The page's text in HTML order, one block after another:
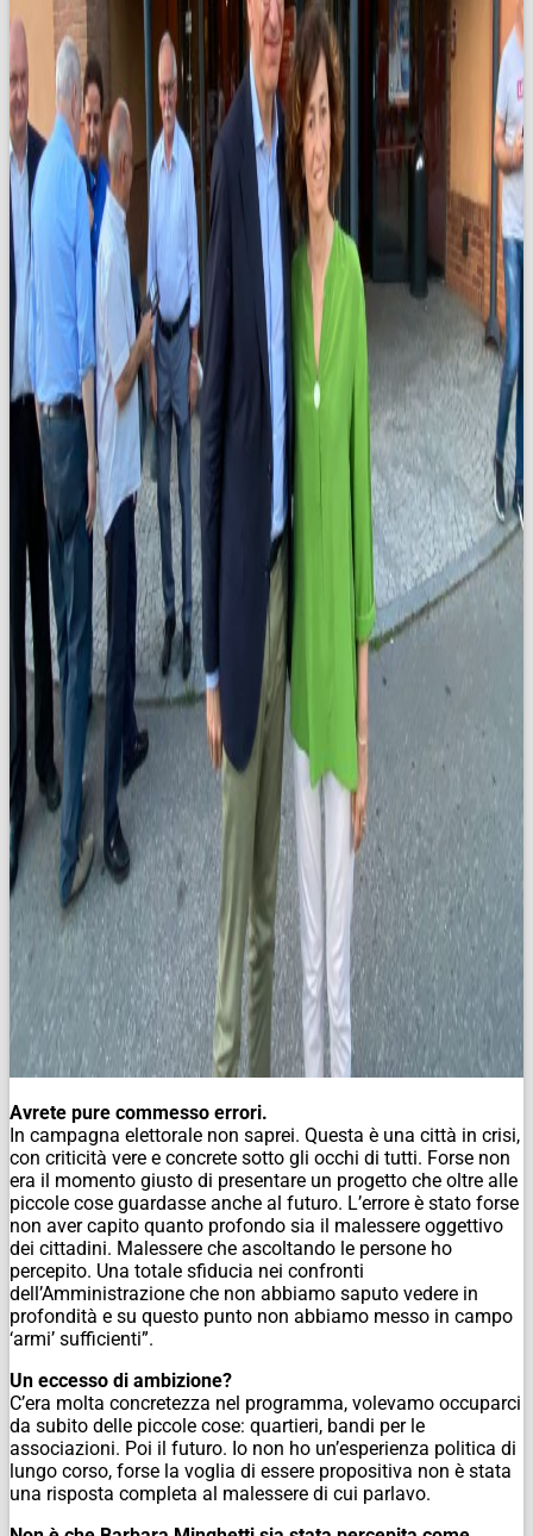
Avrete pure commesso errori.
In campagna elettorale non saprei. Questa è una città in crisi,
con criticità vere e concrete sotto gli occhi di tutti. Forse non
era il momento giusto di presentare un progetto che oltre alle
piccole cose guardasse anche al futuro. L’errore è stato forse
non aver capito quanto profondo sia il malessere oggettivo
dei cittadini. Malessere che ascoltando le persone ho
percepito. Una totale sfiducia nei confronti
dell’Amministrazione che non abbiamo saputo vedere in
profondità e su questo punto non abbiamo messo in campo
‘armi’ sufficienti”.
Un eccesso di ambizione?
C’era molta concretezza nel programma, volevamo occuparci
da subito delle piccole cose: quartieri, bandi per le
associazioni. Poi il futuro. Io non ho un’esperienza politica di
lungo corso, forse la voglia di essere propositiva non è stata
una risposta completa al malessere di cui parlavo.